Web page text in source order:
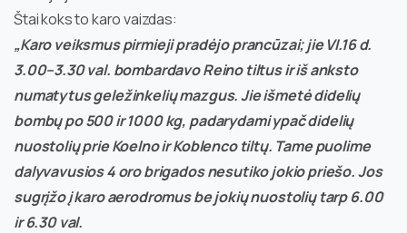
Štai koks to karo vaizdas:
„Karo veiksmus pirmieji pradėjo prancūzai; jie VI.16 d.
3.00–3.30 val. bombardavo Reino tiltus ir iš anksto
numatytus geležinkelių mazgus. Jie išmetė didelių
bombų po 500 ir 1000 kg, padarydami ypač didelių
nuostolių prie Koelno ir Koblenco tiltų. Tame puolime
dalyvavusios 4 oro brigados nesutiko jokio priešo. Jos
sugrįžo į karo aerodromus be jokių nuostolių tarp 6.00
ir 6.30 val.